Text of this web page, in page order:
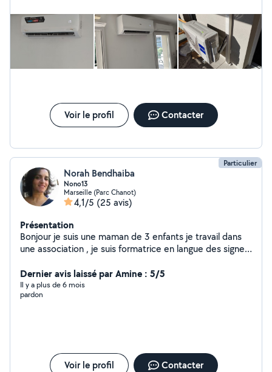
Voir le profil Contacter
Particulier
Norah Bendhaiba
Nono13
Marseille (Parc Chanot)
4,1/5 (25 avis)
Présentation
Bonjour je suis une maman de 3 enfants je travail dans
une association , je suis formatrice en langue des signes
des spécialités marocaines ,parfois je peux aussi servir
dans des mariages ou autres fêtes familiales.....Merci à
vous et à bientôt!!!!!
Dernier avis laissé par Amine : 5/5
Il y a plus de 6 mois
pardon
Voir le profil Contacter